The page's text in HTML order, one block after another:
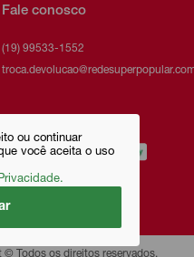
ou continuar
você aceita o uso
Fale conosco
(19) 99533-1552
Todos os direitos reservados.